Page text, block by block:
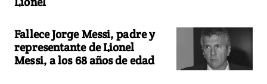
Fallece Jorge Messi, padre y
representante de Lionel
Messi, a los 68 años de edad